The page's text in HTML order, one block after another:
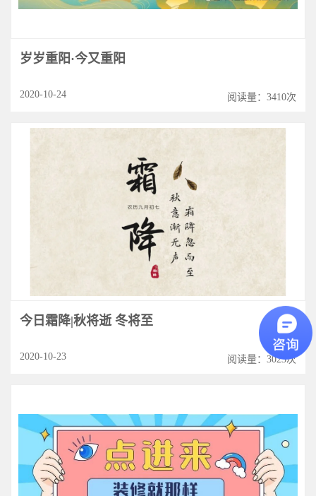
岁岁重阳·今又重阳
2020-10-24 阅读量：3410次
今日霜降|秋将逝 冬将至
2020-10-23 阅读量：3023次